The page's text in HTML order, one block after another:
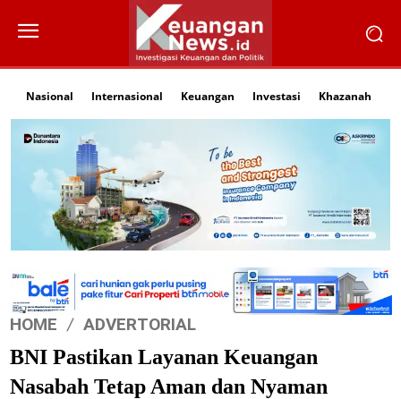
Nasional Internasional Keuangan Investasi Khazanah
HOME ADVERTORIAL
BNI Pastikan Layanan Keuangan
Nasabah Tetap Aman dan Nyaman